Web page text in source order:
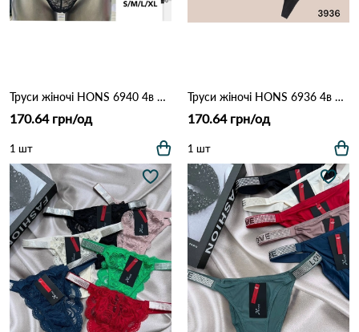
Труси жіночі HONS 6940 4в Чорний
170.64 грн/од
1 шт
Труси жіночі HONS 6936 4в Чорно-бежевий
170.64 грн/од
1 шт